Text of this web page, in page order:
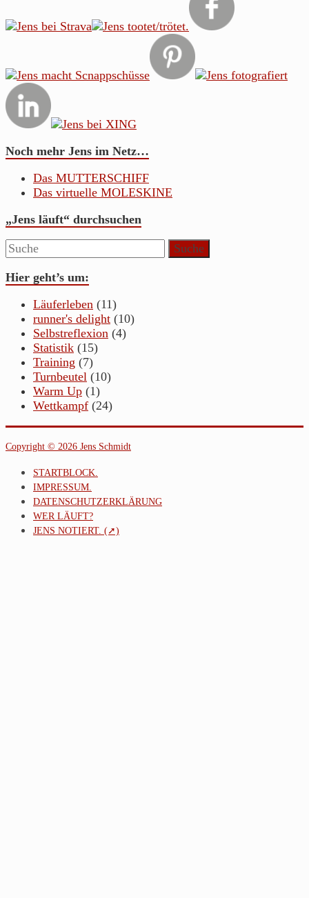
Noch mehr Jens im Netz…
Das MUTTERSCHIFF
Das virtuelle MOLESKINE
„Jens läuft“ durchsuchen
Hier geht’s um:
Läuferleben (11)
runner's delight (10)
Selbstreflexion (4)
Statistik (15)
Training (7)
Turnbeutel (10)
Warm Up (1)
Wettkampf (24)
Copyright © 2026 Jens Schmidt
STARTBLOCK.
IMPRESSUM.
DATENSCHUTZERKLÄRUNG
WER LÄUFT?
JENS NOTIERT. (➚)